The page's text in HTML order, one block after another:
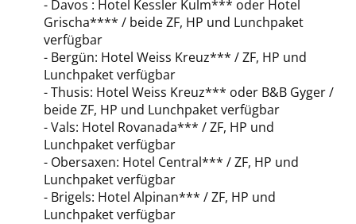
- Davos : Hotel Kessler Kulm*** oder Hotel
Grischa**** / beide ZF, HP und Lunchpaket
verfügbar
- Bergün: Hotel Weiss Kreuz*** / ZF, HP und
Lunchpaket verfügbar
- Thusis: Hotel Weiss Kreuz*** oder B&B Gyger /
beide ZF, HP und Lunchpaket verfügbar
- Vals: Hotel Rovanada*** / ZF, HP und
Lunchpaket verfügbar
- Obersaxen: Hotel Central*** / ZF, HP und
Lunchpaket verfügbar
- Brigels: Hotel Alpinan*** / ZF, HP und
Lunchpaket verfügbar